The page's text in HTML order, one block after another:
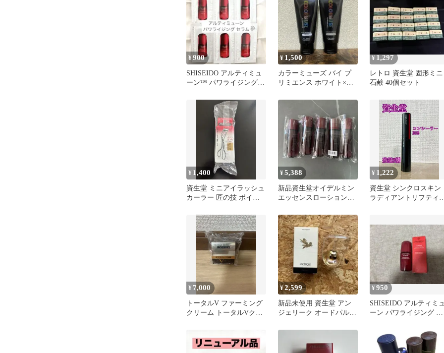
¥900
SHISEIDO アルティミュ
ーン™ パワライジングセ
¥1,500
カラーミューズ バイ プ
リミエンス ホワイト×グ
¥ 1,297
レトロ 資生堂 固形ミニ
石鹸 40個セット
¥ 1,400
資生堂 ミニアイラッシュ
カーラー 匠の技 ポイン
¥5,388
新品資生堂オイデルミン
エッセンスローション
¥ 1,222
資生堂 シンクロスキン
ラディアントリフティン
¥ 7,000
トータルV ファーミング
クリーム トータルVクリ
¥2,599
新品未使用 資生堂 アン
ジェリーク オードパルフ
¥950
SHISEIDO アルティミュ
ーン パワライジング セ